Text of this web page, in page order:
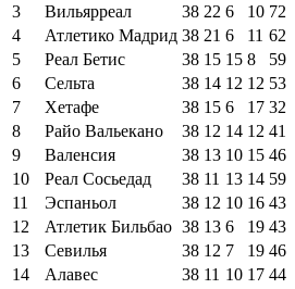
3
Вильярреал 38 22 6 10 72
4
Атлетико Мадрид 38 21 6 11 62
5
Реал Бетис 38 15 15 8 59
6
Сельта 38 14 12 12 53
7
Хетафе 38 15 6 17 32
8
Райо Вальекано 38 12 14 12 41
9
Валенсия 38 13 10 15 46
10
Реал Сосьедад 38 11 13 14 59
11
Эспаньол 38 12 10 16 43
12
Атлетик Бильбао 38 13 6 19 43
13
Севилья 38 12 7 19 46
14
Алавес 38 11 10 17 44